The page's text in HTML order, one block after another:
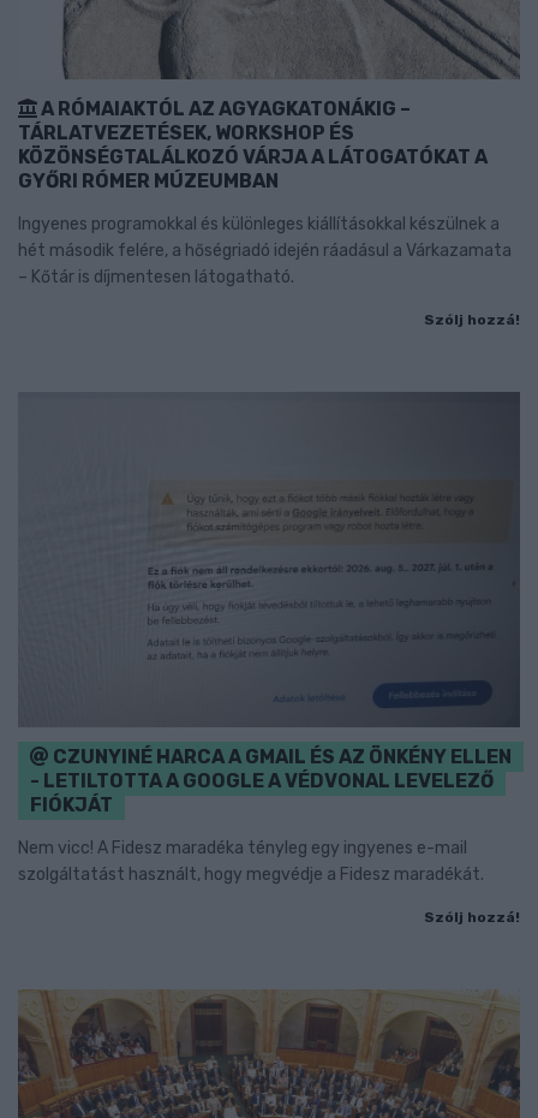
A RÓMAIAKTÓL AZ AGYAGKATONÁKIG –
TÁRLATVEZETÉSEK, WORKSHOP ÉS
KÖZÖNSÉGTALÁLKOZÓ VÁRJA A LÁTOGATÓKAT A
GYŐRI RÓMER MÚZEUMBAN
Ingyenes programokkal és különleges kiállításokkal készülnek a
hét második felére, a hőségriadó idején ráadásul a Várkazamata
– Kőtár is díjmentesen látogatható.
Szólj hozzá!
CZUNYINÉ HARCA A GMAIL ÉS AZ ÖNKÉNY ELLEN
- LETILTOTTA A GOOGLE A VÉDVONAL LEVELEZŐ
FIÓKJÁT
Nem vicc! A Fidesz maradéka tényleg egy ingyenes e-mail
szolgáltatást használt, hogy megvédje a Fidesz maradékát.
Szólj hozzá!